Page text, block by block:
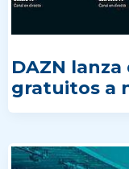
DAZN
gratuitos a